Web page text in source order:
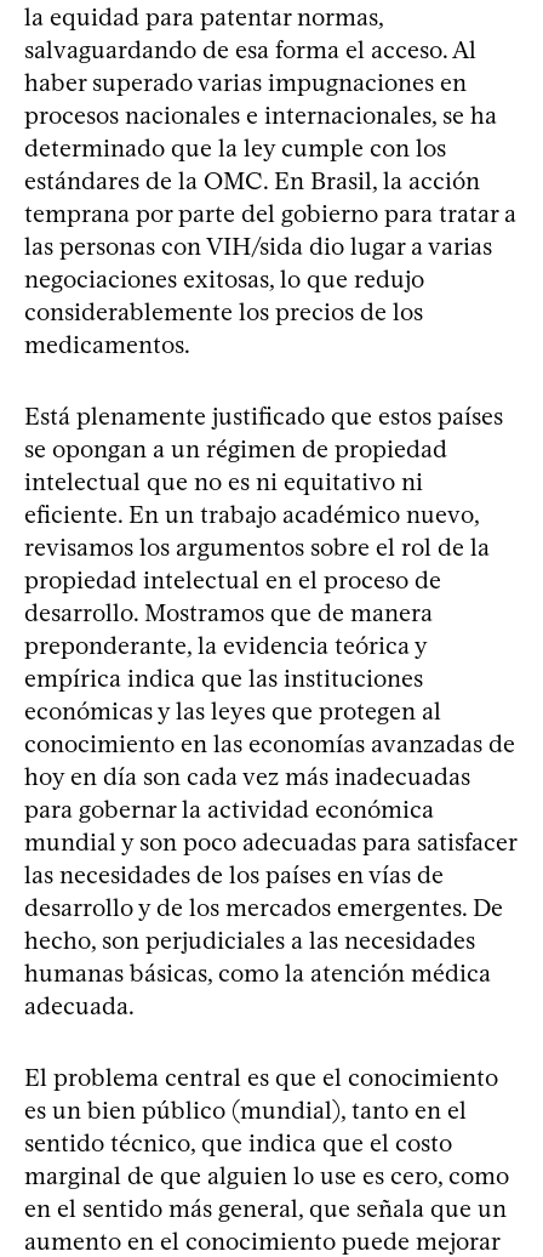
la equidad para patentar normas,
salvaguardando de esa forma el acceso. Al
haber superado varias impugnaciones en
procesos nacionales e internacionales, se ha
determinado que la ley cumple con los
estándares de la OMC. En Brasil, la acción
temprana por parte del gobierno para tratar a
las personas con VIH/sida dio lugar a varias
negociaciones exitosas, lo que redujo
considerablemente los precios de los
medicamentos.
Está plenamente justificado que estos países
se opongan a un régimen de propiedad
intelectual que no es ni equitativo ni
eficiente. En un trabajo académico nuevo,
revisamos los argumentos sobre el rol de la
propiedad intelectual en el proceso de
desarrollo. Mostramos que de manera
preponderante, la evidencia teórica y
empírica indica que las instituciones
económicas y las leyes que protegen al
conocimiento en las economías avanzadas de
hoy en día son cada vez más inadecuadas
para gobernar la actividad económica
mundial y son poco adecuadas para satisfacer
las necesidades de los países en vías de
desarrollo y de los mercados emergentes. De
hecho, son perjudiciales a las necesidades
humanas básicas, como la atención médica
adecuada.
El problema central es que el conocimiento
es un bien público (mundial), tanto en el
sentido técnico, que indica que el costo
marginal de que alguien lo use es cero, como
en el sentido más general, que señala que un
aumento en el conocimiento puede mejorar